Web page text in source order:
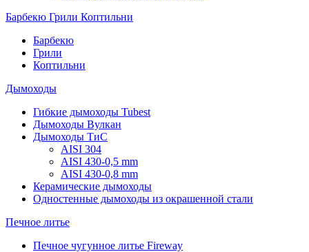
Барбекю Грили Коптильни
Барбекю
Грили
Коптильни
Дымоходы
Гибкие дымоходы Tubest
Дымоходы Вулкан
Дымоходы ТиС
AISI 304
AISI 430-0,5 mm
AISI 430-0,8 mm
Керамические дымоходы
Одностенные дымоходы из окрашенной стали
Печное литье
Печное чугунное литье Fireway